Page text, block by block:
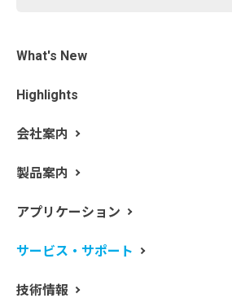
What's New
Highlights
会社案内
製品案内
アプリケーション
サービス・サポート
技術情報
㉒ 無機酸化物（
化鉄）
今回も前回に続いて無機酸化物、特
いくつかの安定な結晶が知られてい
も存在し、コランダムという鉱物名
鉄 (III), 酸化鉄 (II)など、安定な結晶